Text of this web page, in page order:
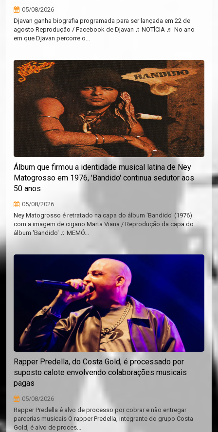
05/08/2026
Djavan ganha biografia programada para ser lançada em 22 de
agosto Reprodução / Facebook de Djavan ♫ NOTÍCIA ♬ No ano
em que Djavan percorre o...
Álbum que firmou a identidade musical latina de Ney
Matogrosso em 1976, 'Bandido' continua sedutor aos
50 anos
05/08/2026
Ney Matogrosso é retratado na capa do álbum 'Bandido' (1976)
com a imagem de cigano Marta Viana / Reprodução da capa do
álbum 'Bandido' ♫ MEMÓ...
Rapper Predella, do Costa Gold, é processado por
suposto calote envolvendo colaborações musicais
pagas
05/08/2026
Rapper Predella é alvo de processo por cobrar e não entregar
parcerias musicais O rapper Predella, integrante do grupo Costa
Gold, é alvo de proces...